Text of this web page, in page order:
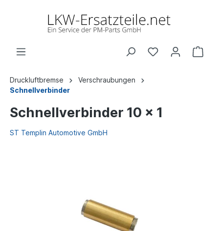
Druckluftbremse
Verschraubungen
Schnellverbinder
Schnellverbinder 10 x 1
ST Templin Automotive GmbH